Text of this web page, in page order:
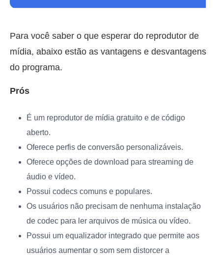
Para você saber o que esperar do reprodutor de
mídia, abaixo estão as vantagens e desvantagens
do programa.
Prós
É um reprodutor de mídia gratuito e de código
aberto.
Oferece perfis de conversão personalizáveis.
Oferece opções de download para streaming de
áudio e vídeo.
Possui codecs comuns e populares.
Os usuários não precisam de nenhuma instalação
de codec para ler arquivos de música ou vídeo.
Possui um equalizador integrado que permite aos
usuários aumentar o som sem distorcer a